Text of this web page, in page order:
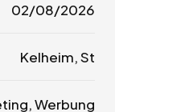
02/08/2026
Kelheim, St
Werbung